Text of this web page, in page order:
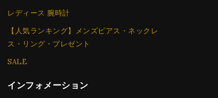
レディース 腕時計
【人気ランキング】メンズピアス・ネックレ
ス・リング・プレゼント
SALE
インフォメーション